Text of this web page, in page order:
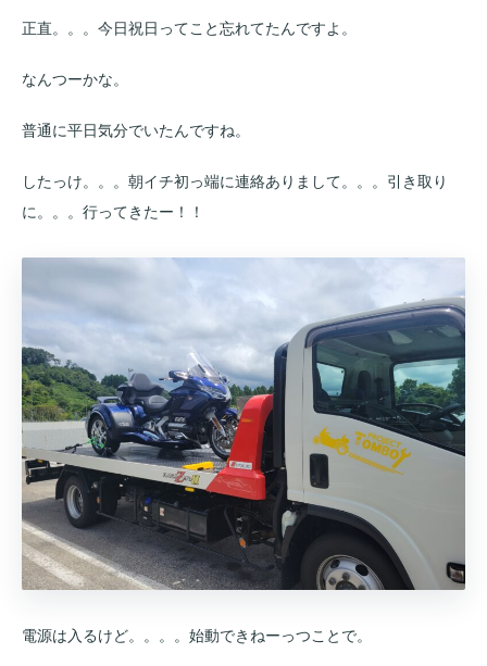
正直。。。今日祝日ってこと忘れてたんですよ。
なんつーかな。
普通に平日気分でいたんですね。
したっけ。。。朝イチ初っ端に連絡ありまして。。。引き取り
に。。。行ってきたー！！
電源は入るけど。。。。始動できねーっつことで。